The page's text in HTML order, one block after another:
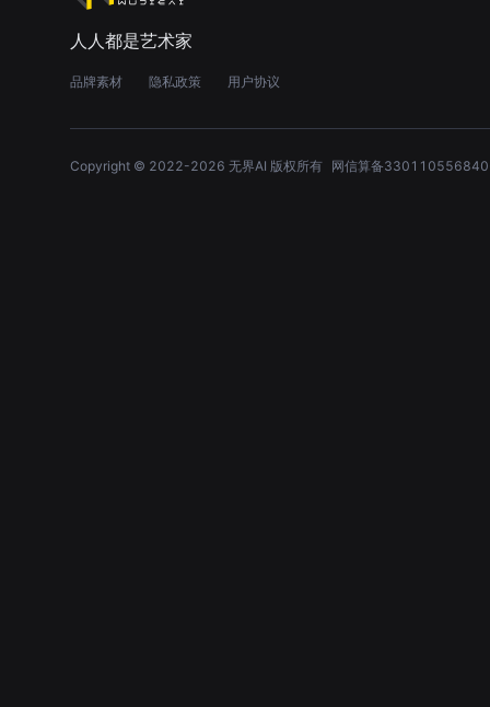
人人都是艺术家
品牌素材 隐私政策 用户协议
Copyright © 2022-2026 无界AI 版权所有 网信算备